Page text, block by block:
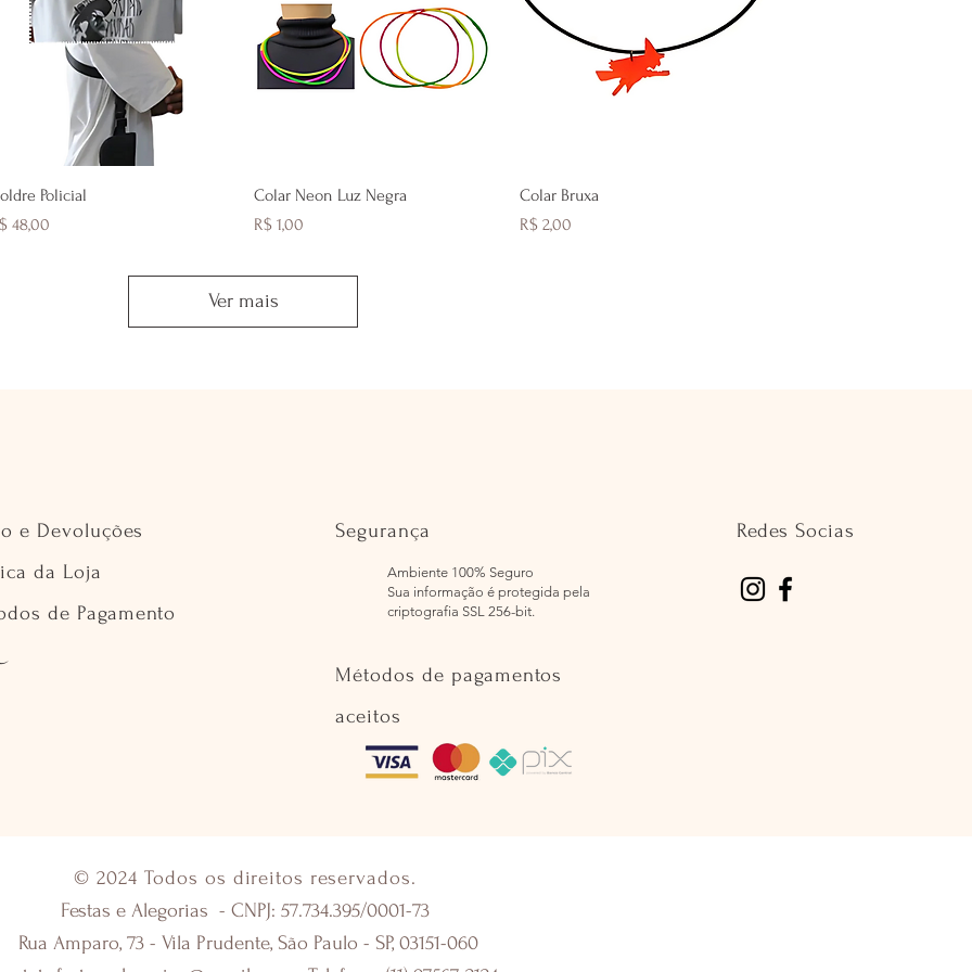
Visualização rápida
Policial
48,00
Visualização rápida
Colar Neon Luz Negra
Preço
R$ 1,00
Visualização rápida
Colar Bruxa
Preço
R$ 2,00
Ver mais
e Devoluções
da Loja
de Pagamento
Segurança
Ambiente 100% Seguro
Sua informação é protegida pela
criptografia SSL 256-bit.
Métodos de pagamentos
aceitos
Redes Socias
© 2024 Todos os direitos reservados.
Festas e Alegorias - CNPJ: 57.734.395/0001-73
Rua Amparo, 73 - Vila Prudente, São Paulo - SP, 03151-060